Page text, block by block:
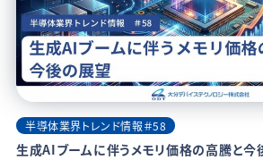
半導体業界トレンド情報＃58
生成AIブームに伴うメモリ価格の高騰と今